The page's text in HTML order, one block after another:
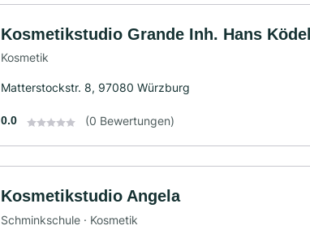
Kosmetikstudio Grande Inh. Hans Ködel
Kosmetik
Matterstockstr. 8, 97080 Würzburg
0.0 (0 Bewertungen)
Kosmetikstudio Angela
Schminkschule · Kosmetik